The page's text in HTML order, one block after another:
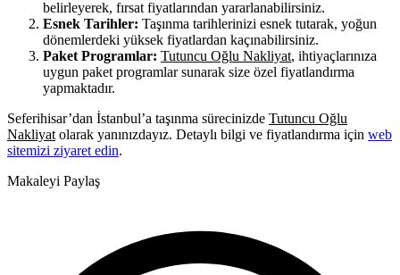
belirleyerek, fırsat fiyatlarından yararlanabilirsiniz.
Esnek Tarihler: Taşınma tarihlerinizi esnek tutarak, yoğun
dönemlerdeki yüksek fiyatlardan kaçınabilirsiniz.
Paket Programlar: Tutuncu Oğlu Nakliyat, ihtiyaçlarınıza
uygun paket programlar sunarak size özel fiyatlandırma
yapmaktadır.
Seferihisar’dan İstanbul’a taşınma sürecinizde Tutuncu Oğlu
Nakliyat olarak yanınızdayız. Detaylı bilgi ve fiyatlandırma için web
sitemizi ziyaret edin.
Makaleyi Paylaş